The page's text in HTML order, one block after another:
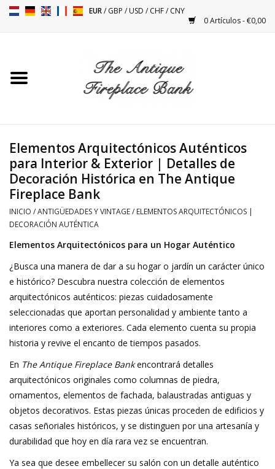
EUR/GBP /USD /CHF/CNY
0 Artículos - €0,00
Chimeneas Antiguas
De Chimeneas
Estufas
Mesas
Antigüedades Y Vintage
Elementos Decorativos De
Exterior
Suelos De Piedra, Terracota
Y Mármol
Outlet
Clientes Satisfechos
Mármoles Antiguos
Elementos Arquitectónicos Auténticos
para Interior & Exterior | Detalles de
Decoración Histórica en The Antique
Fireplace Bank
INICIO /ANTIGÜEDADES Y VINTAGE/ ELEMENTOS ARQUITECTÓNICOS |
DECORACIÓN AUTÉNTICA
Elementos Arquitectónicos para un Hogar Auténtico
¿Busca una manera de dar a su hogar o jardín un carácter único
e histórico? Descubra nuestra colección de elementos
arquitectónicos auténticos: piezas cuidadosamente
seleccionadas que aportan personalidad y ambiente tanto a
interiores como a exteriores. Cada elemento cuenta su propia
historia y revive el encanto de tiempos pasados.
En The Antique Fireplace Bankencontrará detalles
arquitectónicos originales como columnas de piedra,
ornamentos, elementos de fachada, balaustradas antiguas y
objetos decorativos. Estas piezas únicas proceden de edificios y
casas señoriales históricos, y se distinguen por una artesanía y
durabilidad que hoy en día rara vez se encuentran.
Ya sea que desee embellecer su salón con un detalle auténtico